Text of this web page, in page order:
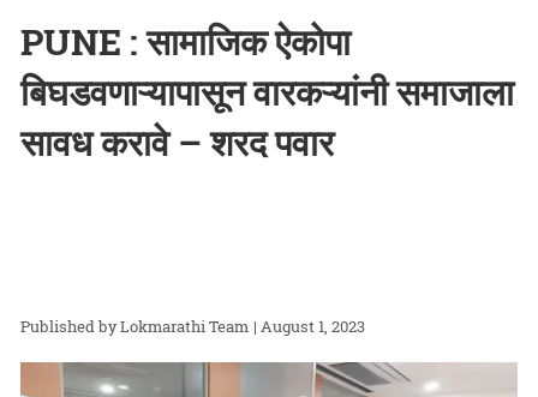
PUNE : सामाजिक ऐकोपा
बिघडवणाऱ्यापासून वारकऱ्यांनी समाजाला
सावध करावे – शरद पवार
Lokmarathi Team | August 1, 2023